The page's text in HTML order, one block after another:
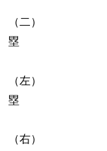
（二） 中
塁
（左） 森
塁
（右） 佐藤